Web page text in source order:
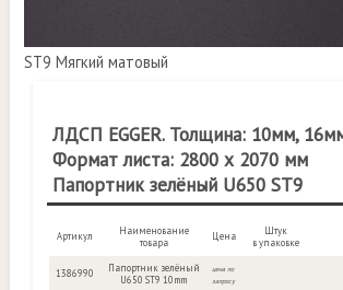
ST9 Мягкий матовый
ЛДСП EGGER. Толщина: 10мм,
Формат листа: 2800 х 2070 мм
Папортник зелёный U650 ST9
Артикул
Наименование
товара
Цена
Штук
в упаковке
1386990
Папортник зелёный
U650 ST9 10mm
цена по
запросу